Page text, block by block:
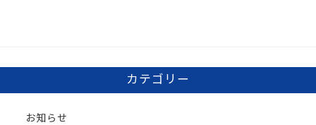
カテゴリー
お知らせ